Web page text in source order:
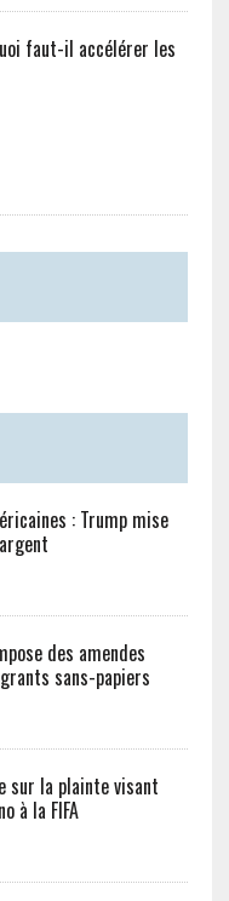
faut-il accélérer les
: Trump mise
des amendes
sans-papiers
sur la plainte visant
à la FIFA